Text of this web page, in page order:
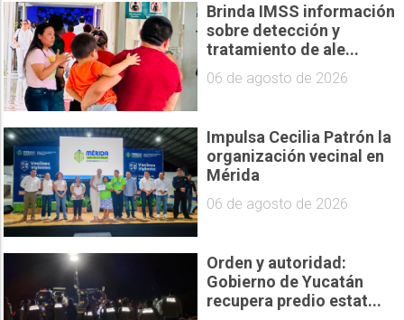
Brinda IMSS información
sobre detección y
tratamiento de ale...
06 de agosto de 2026
Impulsa Cecilia Patrón la
organización vecinal en
Mérida
06 de agosto de 2026
Orden y autoridad:
Gobierno de Yucatán
recupera predio estat...